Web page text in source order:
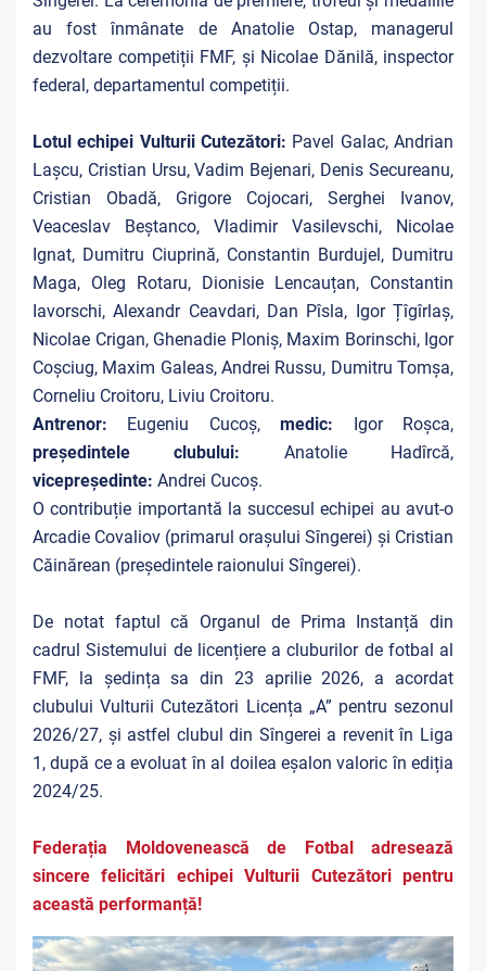
au fost înmânate de Anatolie Ostap, managerul
dezvoltare competiții FMF, și Nicolae Dănilă, inspector
federal, departamentul competiții.
Lotul echipei Vulturii Cutezători: Pavel Galac, Andrian
Lașcu, Cristian Ursu, Vadim Bejenari, Denis Secureanu,
Cristian Obadă, Grigore Cojocari, Serghei Ivanov,
Veaceslav Beștanco, Vladimir Vasilevschi, Nicolae
Ignat, Dumitru Ciuprină, Constantin Burdujel, Dumitru
Maga, Oleg Rotaru, Dionisie Lencauțan, Constantin
Iavorschi, Alexandr Ceavdari, Dan Pîsla, Igor Țîgîrlaș,
Nicolae Crigan, Ghenadie Ploniș, Maxim Borinschi, Igor
Coșciug, Maxim Galeas, Andrei Russu, Dumitru Tomșa,
Corneliu Croitoru, Liviu Croitoru.
Antrenor: Eugeniu Cucoș,medic: Igor Roșca,
președintele clubului: Anatolie Hadîrcă,
vicepreședinte: Andrei Cucoș.
O contribuție importantă la succesul echipei au avut-o
Arcadie Covaliov (primarul orașului Sîngerei) și Cristian
Căinărean (președintele raionului Sîngerei).
De notat faptul că Organul de Prima Instanță din
cadrul Sistemului de licențiere a cluburilor de fotbal al
FMF, la ședința sa din 23 aprilie 2026, a acordat
clubului Vulturii Cutezători Licența „A” pentru sezonul
2026/27, și astfel clubul din Sîngerei a revenit în Liga
1, după ce a evoluat în al doilea eșalon valoric în ediția
2024/25.
Federația Moldovenească de Fotbal adresează
sincere felicitări echipei Vulturii Cutezători pentru
această performanță!